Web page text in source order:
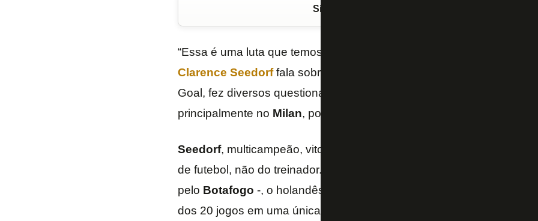
Siga o FogãoNET
“Essa é uma luta que temos travado durante toda nossa carreira”. É
Clarence Seedorf fala sobre o racismo dentro do futebol. O ex-
Goal, fez diversos questionamentos sobre as oportunidades que
principalmente no Milan, por conta da cor de sua pele.
Seedorf, multicampeão, vitorioso por onde passou, ídolo. Este é o
de futebol, não do treinador. Desde que se aposentou dos gramados
pelo Botafogo -, o holandês teve algumas chances como treinador,
dos 20 jogos em uma única equipe. Questionado sobre a falta de